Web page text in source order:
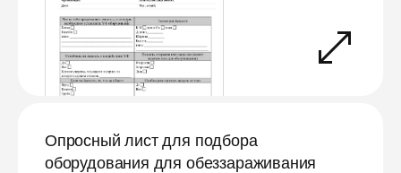
Опросный лист для подбора
оборудования для обеззараживания